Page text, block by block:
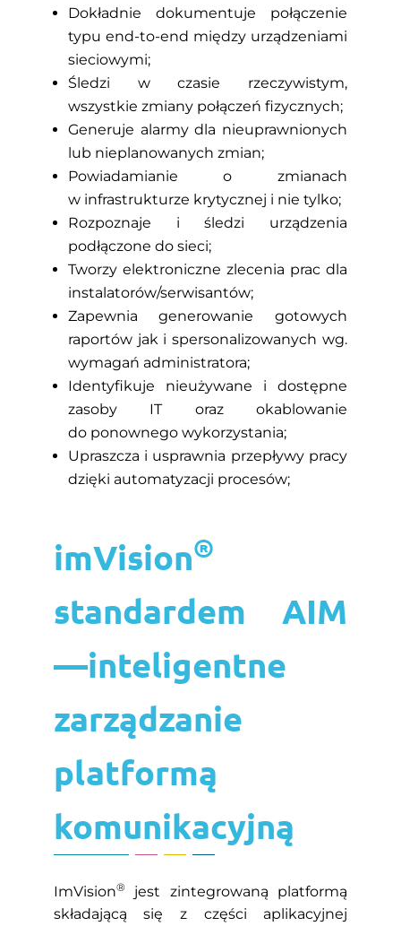
Dokładnie dokumentuje połączenie
typu end-to-end między urządzeniami
sieciowymi;
Śledzi w czasie rzeczywistym,
wszystkie zmiany połączeń fizycznych;
Generuje alarmy dla nieuprawnionych
lub nieplanowanych zmian;
Powiadamianie o zmianach
w infrastrukturze krytycznej i nie tylko;
Rozpoznaje i śledzi urządzenia
podłączone do sieci;
Tworzy elektroniczne zlecenia prac dla
instalatorów/serwisantów;
Zapewnia generowanie gotowych
raportów jak i spersonalizowanych wg.
wymagań administratora;
Identyfikuje nieużywane i dostępne
zasoby IT oraz okablowanie
do ponownego wykorzystania;
Upraszcza i usprawnia przepływy pracy
dzięki automatyzacji procesów;
imVision®
standardem AIM
—inteligentne
zarządzanie
platformą
komunikacyjną
ImVision®
jest zintegrowaną platformą
składającą się z części aplikacyjnej